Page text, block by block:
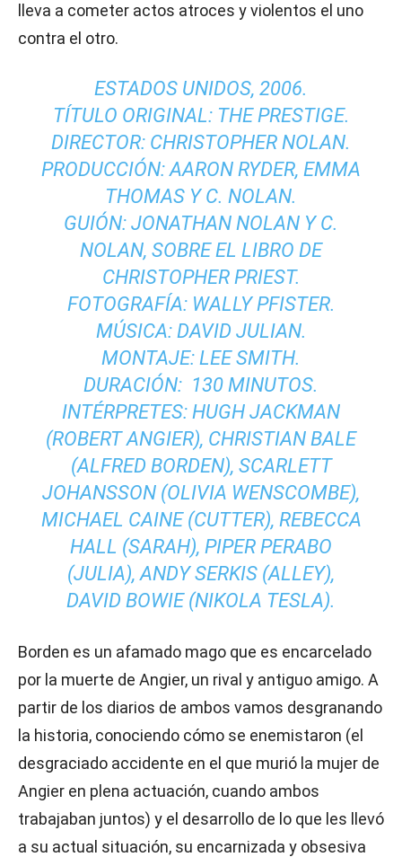
lleva a cometer actos atroces y violentos el uno
contra el otro.
ESTADOS UNIDOS, 2006.
TÍTULO ORIGINAL: THE PRESTIGE.
DIRECTOR: CHRISTOPHER NOLAN.
PRODUCCIÓN: AARON RYDER, EMMA
THOMAS Y C. NOLAN.
GUIÓN: JONATHAN NOLAN Y C.
NOLAN, SOBRE EL LIBRO DE
CHRISTOPHER PRIEST.
FOTOGRAFÍA: WALLY PFISTER.
MÚSICA: DAVID JULIAN.
MONTAJE: LEE SMITH.
DURACIÓN: 130 MINUTOS.
INTÉRPRETES: HUGH JACKMAN
(ROBERT ANGIER), CHRISTIAN BALE
(ALFRED BORDEN), SCARLETT
JOHANSSON (OLIVIA WENSCOMBE),
MICHAEL CAINE (CUTTER), REBECCA
HALL (SARAH), PIPER PERABO
(JULIA), ANDY SERKIS (ALLEY),
DAVID BOWIE (NIKOLA TESLA).
Borden es un afamado mago que es encarcelado
por la muerte de Angier, un rival y antiguo amigo. A
partir de los diarios de ambos vamos desgranando
la historia, conociendo cómo se enemistaron (el
desgraciado accidente en el que murió la mujer de
Angier en plena actuación, cuando ambos
trabajaban juntos) y el desarrollo de lo que les llevó
a su actual situación, su encarnizada y obsesiva